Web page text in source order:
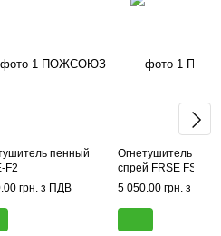
пенный
F2
грн. з ПДВ
Огнетушитель
спрей FRSE FS
5 050.00 грн. з ПДВ